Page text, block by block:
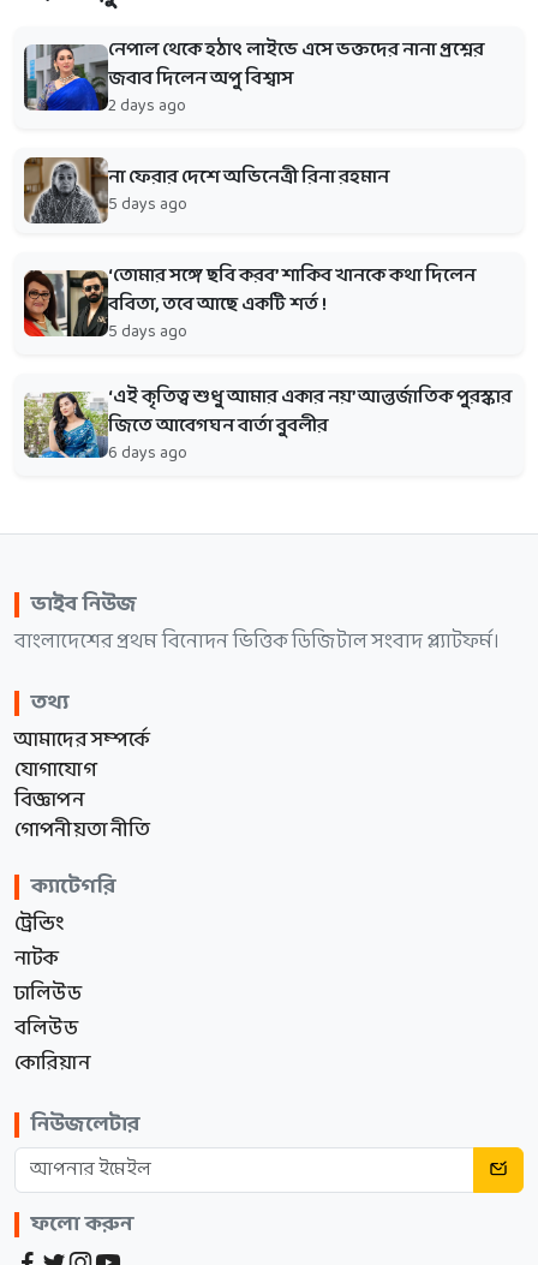
নেপাল থেকে হঠাৎ লাইভে এসে ভক্তদের নানা প্রশ্নের
জবাব দিলেন অপু বিশ্বাস
2 days ago
না ফেরার দেশে অভিনেত্রী রিনা রহমান
5 days ago
‘তোমার সঙ্গে ছবি করব’ শাকিব খানকে কথা দিলেন
ববিতা, তবে আছে একটি শর্ত !
5 days ago
‘এই কৃতিত্ব শুধু আমার একার নয়’ আন্তর্জাতিক পুরস্কার
জিতে আবেগঘন বার্তা বুবলীর
6 days ago
ভাইব নিউজ
বাংলাদেশের প্রথম বিনোদন ভিত্তিক ডিজিটাল সংবাদ প্ল্যাটফর্ম।
তথ্য
আমাদের সম্পর্কে
যোগাযোগ
বিজ্ঞাপন
গোপনীয়তা নীতি
ক্যাটেগরি
ট্রেন্ডিং
নাটক
ঢালিউড
বলিউড
কোরিয়ান
নিউজলেটার
ফলো করুন